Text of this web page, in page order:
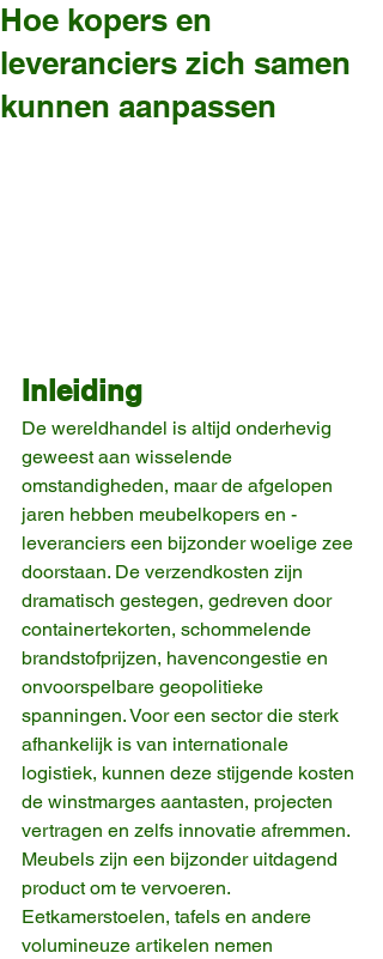
Hoe kopers en
leveranciers zich samen
kunnen aanpassen
Inleiding
De wereldhandel is altijd onderhevig
geweest aan wisselende
omstandigheden, maar de afgelopen
jaren hebben meubelkopers en -
leveranciers een bijzonder woelige zee
doorstaan. De verzendkosten zijn
dramatisch gestegen, gedreven door
containertekorten, schommelende
brandstofprijzen, havencongestie en
onvoorspelbare geopolitieke
spanningen. Voor een sector die sterk
afhankelijk is van internationale
logistiek, kunnen deze stijgende kosten
de winstmarges aantasten, projecten
vertragen en zelfs innovatie afremmen.
Meubels zijn een bijzonder uitdagend
product om te vervoeren.
Eetkamerstoelen, tafels en andere
volumineuze artikelen nemen